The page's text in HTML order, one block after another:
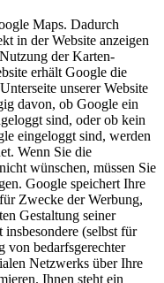
Maps. Dadurch
in der Website anzeigen
der Karten-
erhält Google die
unserer Website
davon, ob Google ein
sind, oder ob kein
eingeloggt sind, werden
Wenn Sie die
wünschen, müssen Sie
Google speichert Ihre
Zwecke der Werbung,
Gestaltung seiner
(selbst für
von bedarfsgerechter
Netzwerks über Ihre
Ihnen steht ein